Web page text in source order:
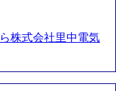
株式会社里中電気